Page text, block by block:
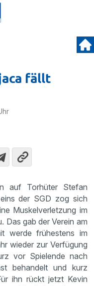
fällt
auf Torhüter Stefan
der SGD zog sich
Muskelverletzung im
Das gab der Verein am
werde frühestens im
wieder zur Verfügung
vor Spielende nach
behandelt und kurz
ihn rückt jetzt Kevin